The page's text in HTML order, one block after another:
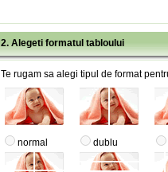
2. Alegeti formatul tabloului
Te rugam sa alegi tipul de format
normal dublu